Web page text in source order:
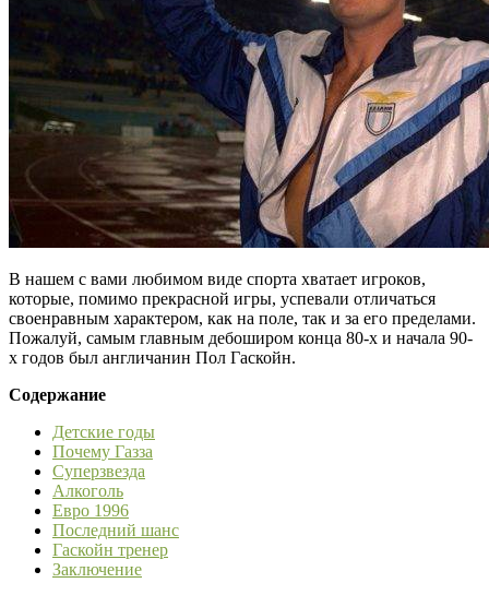
В нашем с вами любимом виде спорта хватает игроков,
которые, помимо прекрасной игры, успевали отличаться
своенравным характером, как на поле, так и за его пределами.
Пожалуй, самым главным дебоширом конца 80-х и начала 90-
х годов был англичанин Пол Гаскойн.
Содержание
Детские годы
Почему Газза
Суперзвезда
Алкоголь
Евро 1996
Последний шанс
Гаскойн тренер
Заключение